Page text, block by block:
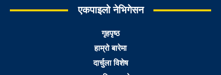
एकपाइलो नेभिगेसन
गृहपृष्ठ
हाम्रो बारेमा
दार्चुला विशेष